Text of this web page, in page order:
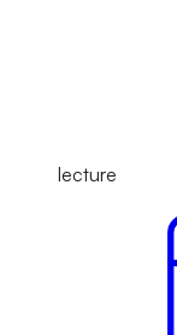
lecture